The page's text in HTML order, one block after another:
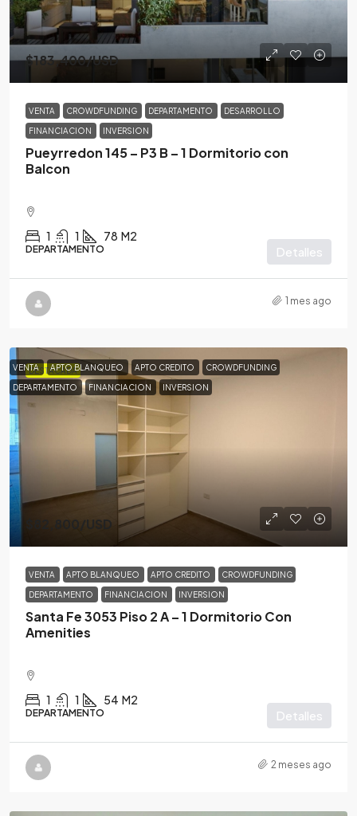
$183,400/USD
VENTA CROWDFUNDING DEPARTAMENTO DESARROLLO
FINANCIACION INVERSION
Pueyrredon 145 – P3 B – 1 Dormitorio con
Balcon
1 1 78 M2
DEPARTAMENTO Detalles
1 mes ago
DESTACADA
VENTA APTO BLANQUEO APTO CREDITO CROWDFUNDING
DEPARTAMENTO FINANCIACION INVERSION
$82,800/USD
VENTA APTO BLANQUEO APTO CREDITO CROWDFUNDING
DEPARTAMENTO FINANCIACION INVERSION
Santa Fe 3053 Piso 2 A – 1 Dormitorio Con
Amenities
1 1 54 M2
DEPARTAMENTO Detalles
2 meses ago